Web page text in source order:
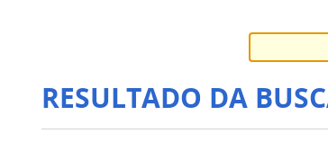
RESULTADO DA